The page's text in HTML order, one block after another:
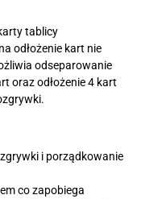
tablicy
odłożenie kart nie
odseparowanie
oraz odłożenie 4 kart
i porządkowanie
co zapobiega